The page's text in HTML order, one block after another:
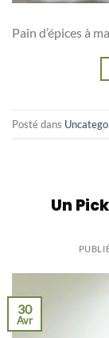
Pain d’épices à
Posté dans
Un
30
Avr